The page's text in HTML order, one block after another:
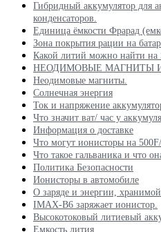
Гибридный аккумулятор для
конденсаторов.
Единица ёмкости Фрарад
Зона покрытия рации на
Какой литий можно найти на
НЕОДИМОВЫЕ МАГНИТЫ
Неодимовые магниты.
Солнечная энергия
Ток и напряжение
Что значит ват/ час у
Информация о доставке
Что могут ионисторы на 500F/
Что такое гальваника и что
Политика Безопасности
Ионисторы в автомобиле
О заряде и энергии,
IMAX-B6 заряжает ионистор.
Высокотоковый литиевый
Емкость лития